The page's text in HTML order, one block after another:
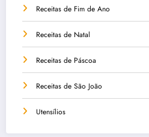
Receitas de Fim de Ano
Receitas de Natal
Receitas de Páscoa
Receitas de São João
Utensílios